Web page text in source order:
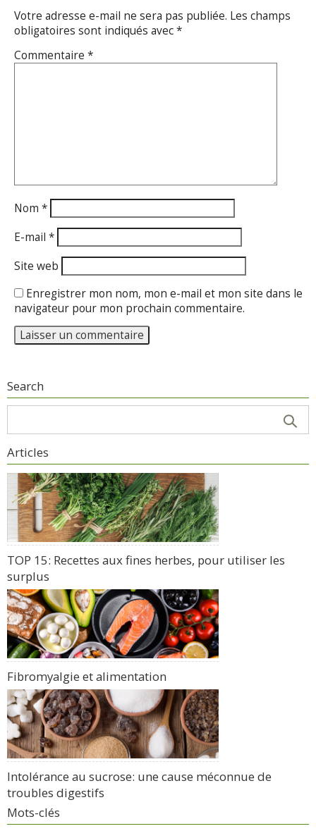
Votre adresse e-mail ne sera pas publiée. Les champs
obligatoires sont indiqués avec*
Commentaire *
Nom *
E-mail *
Site web
Enregistrer mon nom, mon e-mail et mon site dans le
navigateur pour mon prochain commentaire.
Search
Articles
TOP 15: Recettes aux fines herbes, pour utiliser les
surplus
Fibromyalgie et alimentation
Intolérance au sucrose: une cause méconnue de
troubles digestifs
Mots-clés